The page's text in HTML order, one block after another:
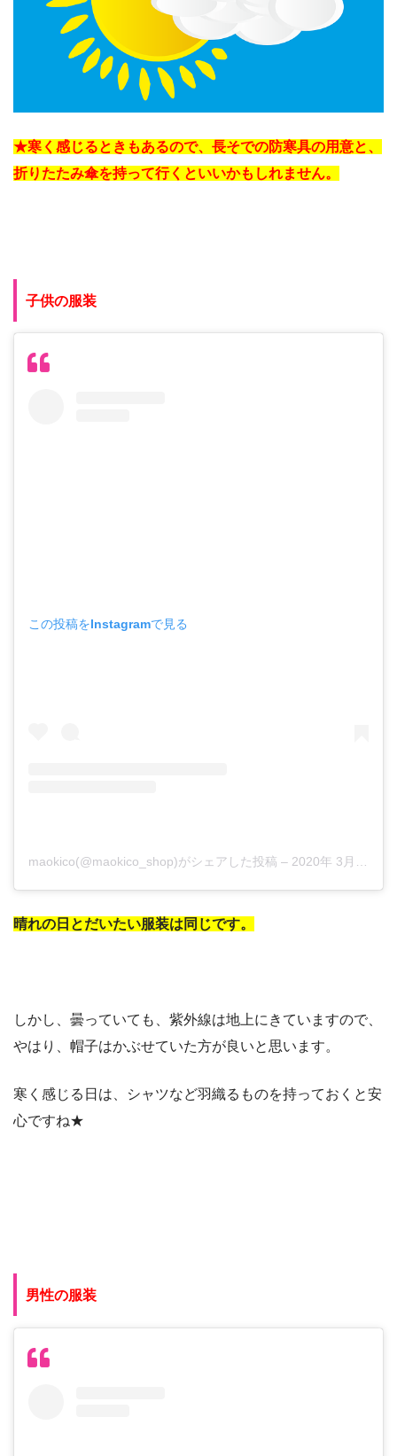
★寒く感じるときもあるので、長そでの防寒具の用意と、
折りたたみ傘を持って行くといいかもしれません。
子供の服装
この投稿をInstagramで見る
maokico(@maokico_shop)がシェアした投稿 – 2020年 3月月13日午後9時03分PDT
晴れの日とだいたい服装は同じです。
しかし、曇っていても、紫外線は地上にきていますので、
やはり、帽子はかぶせていた方が良いと思います。
寒く感じる日は、シャツなど羽織るものを持っておくと安
心ですね★
男性の服装